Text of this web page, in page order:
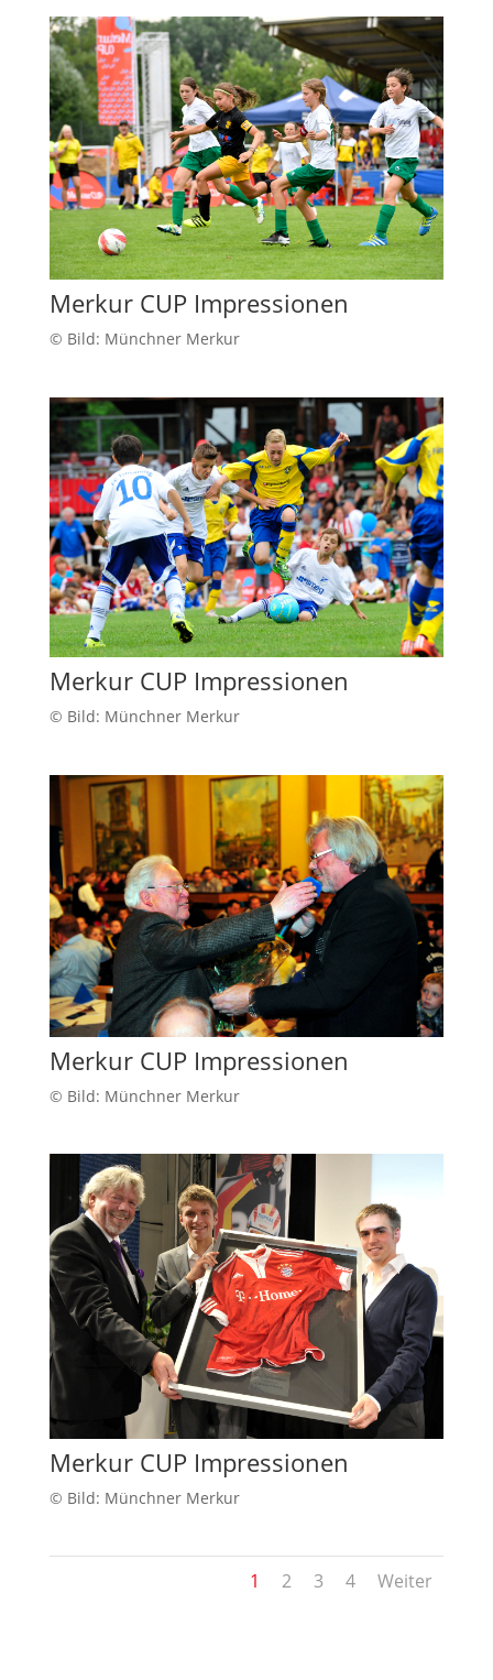
Merkur CUP Impressionen
© Bild: Münchner Merkur
Merkur CUP Impressionen
© Bild: Münchner Merkur
Merkur CUP Impressionen
© Bild: Münchner Merkur
Merkur CUP Impressionen
© Bild: Münchner Merkur
1 2 3 4 Weiter